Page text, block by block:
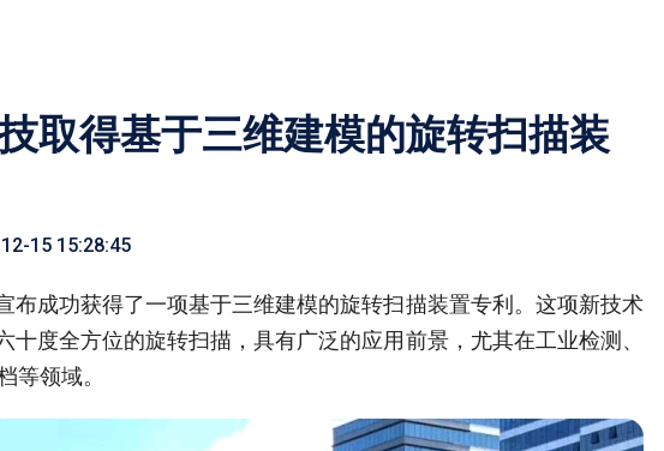
取得基于三维建模的旋转扫描装
15 15:28:45
布成功获得了一项基于三维建模的旋转扫描装置专利。这项新技术
度全方位的旋转扫描，具有广泛的应用前景，尤其在工业检测、
等领域。